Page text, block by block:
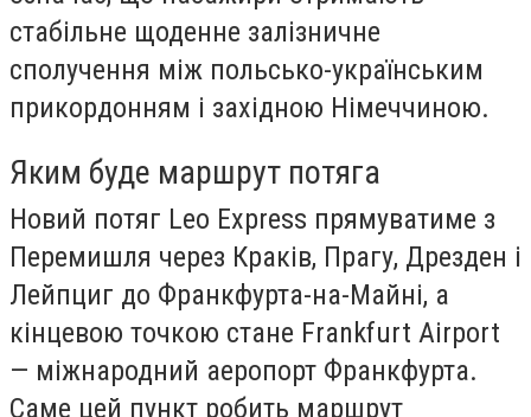
стабільне щоденне залізничне
сполучення між польсько-українським
прикордонням і західною Німеччиною.
Яким буде маршрут потяга
Новий потяг Leo Express прямуватиме з
Перемишля через Краків, Прагу, Дрезден і
Лейпциг до Франкфурта-на-Майні, а
кінцевою точкою стане Frankfurt Airport
— міжнародний аеропорт Франкфурта.
Саме цей пункт робить маршрут